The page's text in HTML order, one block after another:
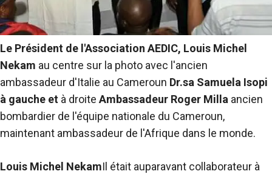
Le Président de l'Association AEDIC, Louis Michel
Nekam au centre sur la photo avec l'ancien
ambassadeur d'Italie au Cameroun Dr.sa Samuela Isopi
à gauche et à droite Ambassadeur Roger Milla ancien
bombardier de l'équipe nationale du Cameroun,
maintenant ambassadeur de l'Afrique dans le monde.
Louis Michel NekamIl était auparavant collaborateur à